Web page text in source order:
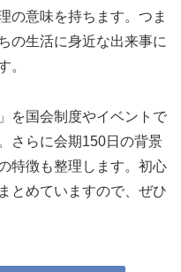
の意味を持ちます。つま
の生活に身近な出来事に
。
を国会制度やイベントで
さらに会期150日の背景
特徴も整理します。初心
とめていますので、ぜひ